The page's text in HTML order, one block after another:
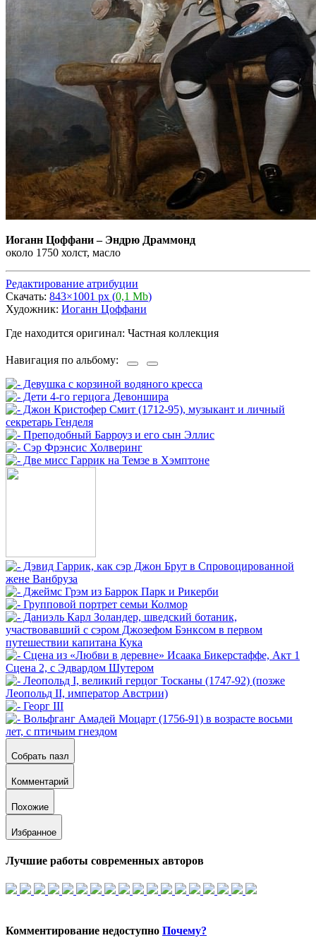
Иоганн Цоффани– Эндрю Драммонд
около 1750 холст, масло
Редактирование атрибуции
Скачать: 843×1001 px (0,1 Mb)
Художник: Иоганн Цоффани
Где находится оригинал: Частная коллекция
Навигация по альбому:
Собрать пазл
Комментарий
Похожие
Избранное
Лучшие работы современных авторов
Комментирование недоступно Почему?